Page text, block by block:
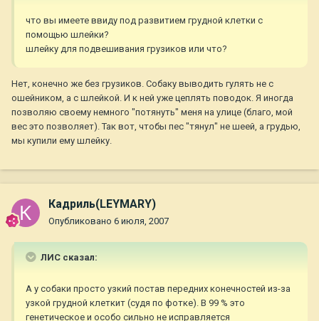
что вы имеете ввиду под развитием грудной клетки с
помощью шлейки?
шлейку для подвешивания грузиков или что?
Нет, конечно же без грузиков. Собаку выводить гулять не с
ошейником, а с шлейкой. И к ней уже цеплять поводок. Я иногда
позволяю своему немного "потянуть" меня на улице (благо, мой
вес это позволяет). Так вот, чтобы пес "тянул" не шеей, а грудью,
мы купили ему шлейку.
Кадриль(LEYMARY)
Опубликовано 6 июля, 2007
ЛИС сказал:
А у собаки просто узкий постав передних конечностей из-за
узкой грудной клеткит (судя по фотке). В 99 % это
генетическое и особо сильно не исправляется